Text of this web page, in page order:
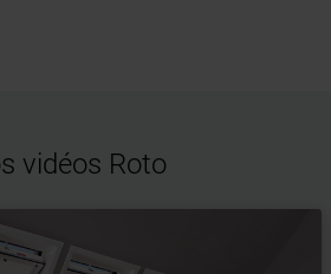
vidéos Roto